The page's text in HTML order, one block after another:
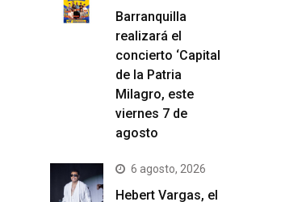
Barranquilla
realizará el
concierto ‘Capital
de la Patria
Milagro, este
viernes 7 de
agosto
6 agosto, 2026
Hebert Vargas, el